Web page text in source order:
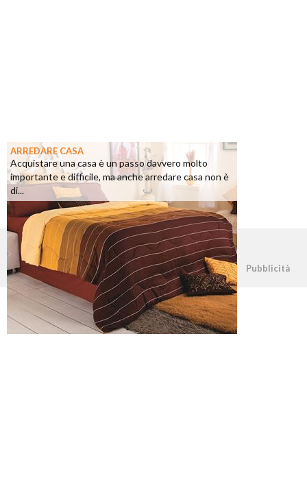
ARREDARE CASA
Acquistare una casa è un passo davvero molto
importante e difficile, ma anche arredare casa non è
di...
©2026 - casapratica.net - p.iva 03338800984 Pubblicità